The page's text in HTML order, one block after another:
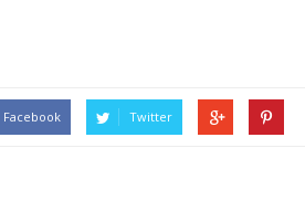
Facebook Twitter